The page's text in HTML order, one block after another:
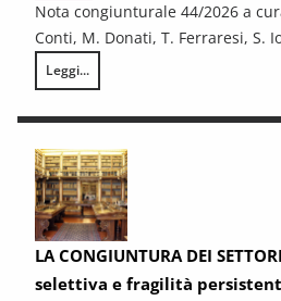
Nota congiunturale 44/2026 a
Conti, M. Donati, T. Ferraresi, S.
Leggi...
LA CONGIUNTURA NELLE PROVINCE
LA CONGIUNTURA DEI
selettiva e fragilità